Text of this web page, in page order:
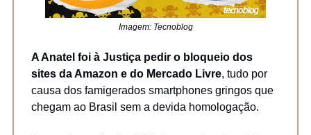
Imagem: Tecnoblog
A Anatel foi à Justiça pedir o bloqueio dos
sites da Amazon e do Mercado Livre, tudo por
causa dos famigerados smartphones gringos que
chegam ao Brasil sem a devida homologação.